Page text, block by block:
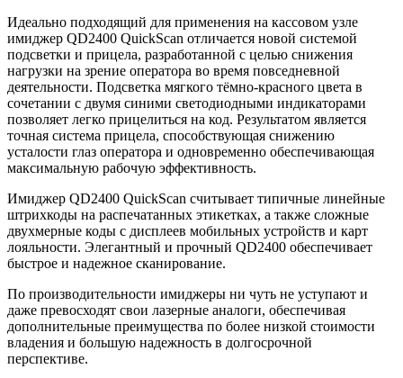
Идеально подходящий для применения на кассовом узле
имиджер QD2400 QuickScan отличается новой системой
подсветки и прицела, разработанной с целью снижения
нагрузки на зрение оператора во время повседневной
деятельности. Подсветка мягкого тёмно-красного цвета в
сочетании с двумя синими светодиодными индикаторами
позволяет легко прицелиться на код. Результатом является
точная система прицела, способствующая снижению
усталости глаз оператора и одновременно обеспечивающая
максимальную рабочую эффективность.
Имиджер QD2400 QuickScan считывает типичные линейные
штрихкоды на распечатанных этикетках, а также сложные
двухмерные коды с дисплеев мобильных устройств и карт
лояльности. Элегантный и прочный QD2400 обеспечивает
быстрое и надежное сканирование.
По производительности имиджеры ни чуть не уступают и
даже превосходят свои лазерные аналоги, обеспечивая
дополнительные преимущества по более низкой стоимости
владения и большую надежность в долгосрочной
перспективе.